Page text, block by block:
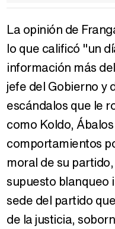
La opinión de
lo que calificó "un
información más
jefe del Gobierno y
escándalos que le
como Koldo,
comportamientos
moral de su
supuesto blanqueo
sede del partido
de la justicia,